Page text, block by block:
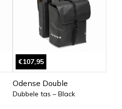
€107,95
Odense Double
Dubbele tas – Black